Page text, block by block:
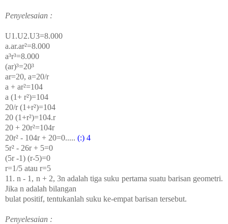
Penyelesaian :
U1 .U2.U3=8.000
a.ar.ar²=8.000
a³r³=8.000
(ar)³=20³
ar=20, a=20/r
a + ar²=104
a (1+ r²)=104
20/r (1+r²)=104
20 (1+r²)=104.r
20 + 20r²=104r
20r² - 104r + 20=0..... (:) 4
5r² - 26r + 5=0
(5r -1) (r-5)=0
r=1/5 atau r=5
11. n - 1, n + 2, 3n adalah tiga suku pertama suatu barisan geometri.
Jika n adalah bilangan
bulat positif, tentukanlah suku ke-empat barisan tersebut.
Penyelesaian :